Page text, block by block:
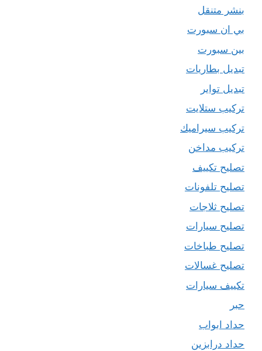
بنشر متنقل
بي ان سبورت
بين سبورت
تبديل بطاريات
تبديل تواير
تركيب ستلايت
تركيب سيراميك
تركيب مداخن
تصليح تكييف
تصليح تلفونات
تصليح ثلاجات
تصليح سيارات
تصليح طباخات
تصليح غسالات
تكييف سيارات
حبر
حداد ابواب
حداد درابزين